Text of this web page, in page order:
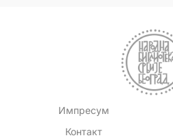
Импресум
Контакт